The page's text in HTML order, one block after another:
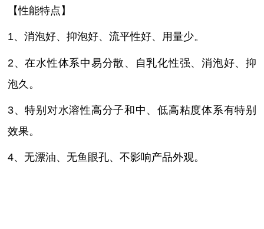
【性能特点】
1、消泡好、抑泡好、流平性好、用量少。
2、在水性体系中易分散、自乳化性强、消泡好、抑
泡久。
3、特别对水溶性高分子和中、低高粘度体系有特别
效果。
4、无漂油、无鱼眼孔、不影响产品外观。